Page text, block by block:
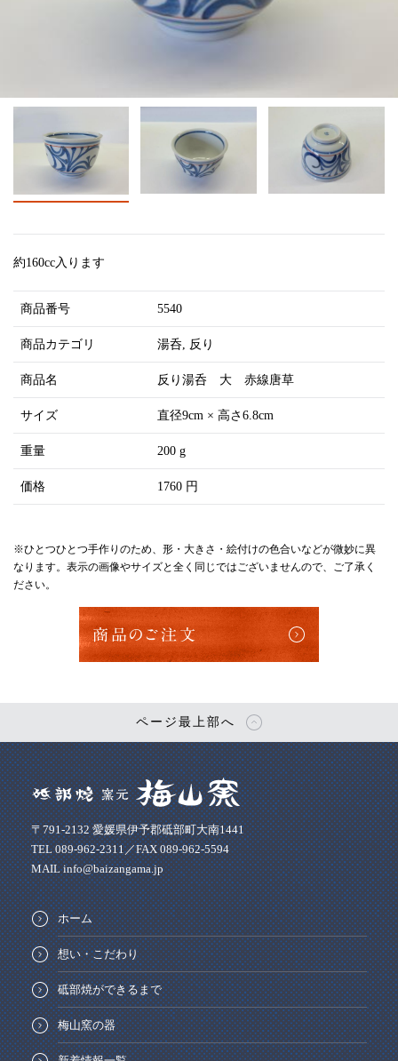
約160cc入ります
商品番号 5540
商品カテゴリ 湯呑 反り
商品名 反り湯呑 大 赤線唐草
サイズ 直径9cm × 高さ6.8cm
重量 200 g
価格 1760 円
※ひとつひとつ手作りのため、形・大きさ・絵付けの色合いなどが微妙に異
なります。表示の画像やサイズと全く同じではございませんので、ご了承く
ださい。
商品のご注文
ページ最上部へ
〒791-2132 愛媛県伊予郡砥部町大南1441
TEL 089-962-2311／FAX 089-962-5594
MAIL info@baizangama.jp
ホーム
想い・こだわり
砥部焼ができるまで
梅山窯の器